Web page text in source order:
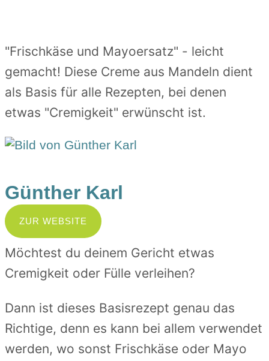
"Frischkäse und Mayoersatz" - leicht
gemacht! Diese Creme aus Mandeln dient
als Basis für alle Rezepten, bei denen
etwas "Cremigkeit" erwünscht ist.
Günther Karl
ZUR WEBSITE
Möchtest du deinem Gericht etwas
Cremigkeit oder Fülle verleihen?
Dann ist dieses Basisrezept genau das
Richtige, denn es kann bei allem verwendet
werden, wo sonst Frischkäse oder Mayo